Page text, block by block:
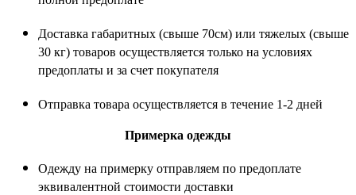
Доставка габаритных (свыше 70см) или тяжелых (свыше
30 кг) товаров осуществляется только на условиях
предоплаты и за счет покупателя
Отправка товара осуществляется в течение 1-2 дней
Примерка одежды
Одежду на примерку отправляем по предоплате
эквивалентной стоимости доставки